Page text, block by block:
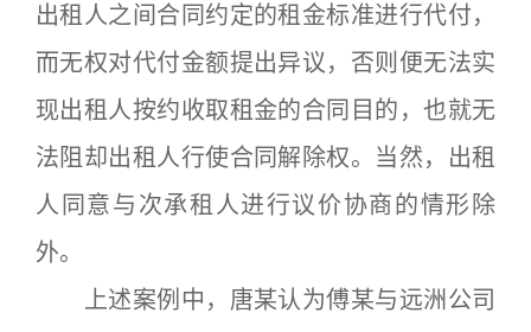
出租人之间合同约定的租金标准进行代付，
而无权对代付金额提出异议，否则便无法实
现出租人按约收取租金的合同目的，也就无
法阻却出租人行使合同解除权。当然，出租
人同意与次承租人进行议价协商的情形除
外。
上述案例中，唐某认为傅某与远洲公司